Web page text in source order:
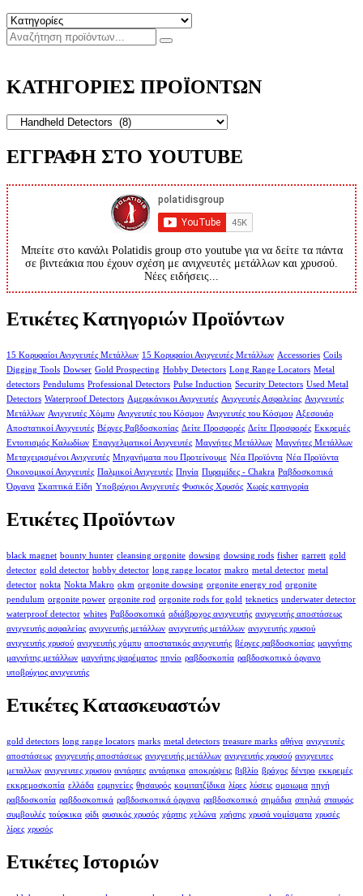
ΚΑΤΗΓΟΡΙΕΣ ΠΡΟΪΟΝΤΩΝ
ΕΓΓΡΑΦΗ ΣΤΟ YOUTUBE
Μπείτε στο κανάλι Polatidis group στο youtube για να δείτε τα πάντα
σε βιντεάκια που έχουν σχέση με ανιχνευτές μετάλλων και χρυσού.
Νέες ειδήσεις...
Ετικέτες Κατηγοριών Προϊόντων
15 Κορυφαίοι Ανιχνευτές Μετάλλων 15 Κορυφαίοι Ανιχνευτές Μετάλλων Accessories Coils
Digging Tools Dowser Gold Prospecting Hobby Detectors Long Range Locators Metal
detectors Pendulums Professional Detectors Pulse Induction Security Detectors Used Metal
Detectors Waterproof Detectors Αμερικάνικοι Ανιχνευτές Ανιχνευτές Ασφαλείας Ανιχνευτές
Μετάλλων Ανιχνευτές Χόμπυ Ανιχνευτές του Κόσμου Ανιχνευτές του Κόσμου Αξεσουάρ
Αποστατικοί Ανιχνευτές Βέργες Ραβδοσκοπίας Δείτε Προσφορές Δείτε Προσφορές Εκκρεμές
Εντοπισμός Καλωδίων Επαγγελματικοί Ανιχνευτές Μαγνήτες Μετάλλων Μαγνήτες Μετάλλων
Μεταχειρισμένοι Ανιχνευτές Μηχανήματα που Προτείνουμε Νέα Προϊόντα Νέα Προϊόντα
Οικονομικοί Ανιχνευτές Παλμικοί Ανιχνευτές Πηνία Πυραμίδες - Chakra Ραβδοσκοπικά
Όργανα Σκαπτικά Είδη Υποβρύχιοι Ανιχνευτές Φυσικός Χρυσός Χωρίς κατηγορία
Ετικέτες Προϊόντων
black magnet bounty hunter cleansing orgonite dowsing dowsing rods fisher garrett gold
detector gold detector hobby detector long range locator makro metal detector metal
detector nokta Nokta Makro okm orgonite dowsing orgonite energy rod orgonite
pendulum orgonite power orgonite rod orgonite rods for gold teknetics underwater detector
waterproof detector whites Ραβδοσκοπικά αδιάβροχος ανιχνευτής ανιχνευτής αποστάσεως
ανιχνευτής ασφαλείας ανιχνευτής μετάλλων ανιχνευτής μετάλλων ανιχνευτής χρυσού
ανιχνευτής χρυσού ανιχνευτής χόμπυ αποστατικός ανιχνευτής βέργες ραβδοσκοπίας μαγνήτης
μαγνήτης μετάλλων μαγνήτης ψαρέματος πηνίο ραβδοσκοπία ραβδοσκοπικό όργανο
υποβρύχιος ανιχνευτής
Ετικέτες Κατασκευαστών
gold detectors long range locators marks metal detectors treasure marks αθήνα ανιχνευτές
αποστάσεως ανιχνευτής αποστάσεως ανιχνευτής μετάλλων ανιχνευτής χρυσού ανιχνευτες
μεταλλων ανιχνευτες χρυσου αντάρτες αντάρτικα αποκρύψεις βιβλίο βράχος δέντρο εκκρεμές
εκκρεμοσκοπία ελλάδα ερμηνείες θησαυρός κομιτατζίδικα λίρες λύσεις ομοιωμα πηγή
ραβδοσκοπία ραβδοσκοπικά ραβδοσκοπικά όργανα ραβδοσκοπικό σημάδια σπηλιά σταυρός
συμβουλές τούρκικα φίδι φυσικός χρυσός χάρτης χελώνα χρήσης χρυσά νομίσματα χρυσές
λίρες χρυσός
Ετικέτες Ιστοριών